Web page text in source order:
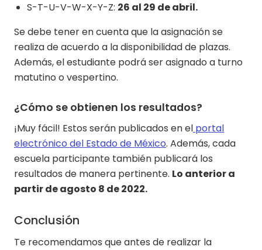
S-T-U-V-W-X-Y-Z: 26 al 29 de abril.
Se debe tener en cuenta que la asignación se
realiza de acuerdo a la disponibilidad de plazas.
Además, el estudiante podrá ser asignado a turno
matutino o vespertino.
¿Cómo se obtienen los resultados?
¡Muy fácil! Estos serán publicados en el portal
electrónico del Estado de México. Además, cada
escuela participante también publicará los
resultados de manera pertinente. Lo anterior a
partir de agosto 8 de 2022.
Conclusión
Te recomendamos que antes de realizar la